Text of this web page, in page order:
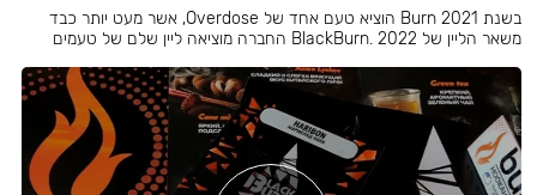
בשנת 2021 Burn הוציא טעם אחד של Overdose, אשר מעט יותר כבד
משאר הליין של BlackBurn. 2022 החברה מוציאה ליין שלם של טעמים